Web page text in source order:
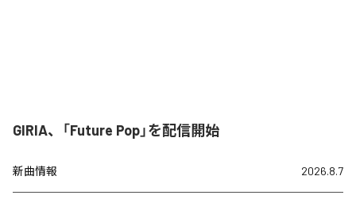
GIRIA、「Future Pop」を配信開始
新曲情報 2026.8.7